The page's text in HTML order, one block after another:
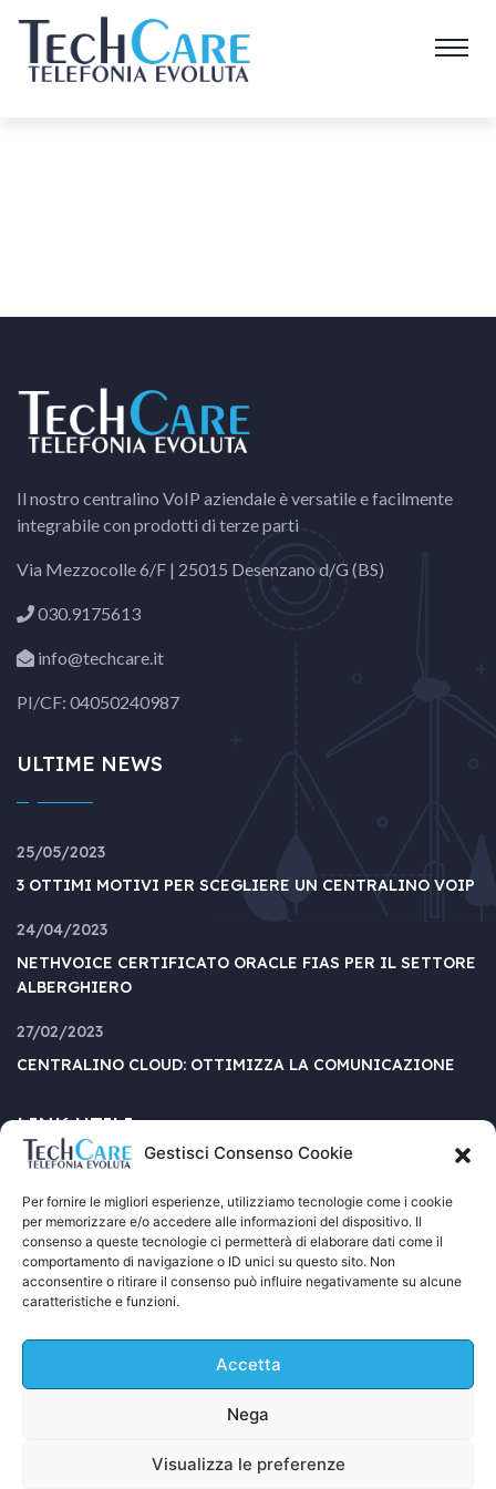
Gestisci Consenso Cookie
Per fornire le migliori esperienze, utilizziamo tecnologie come i cookie
per memorizzare e/o accedere alle informazioni del dispositivo. Il
consenso a queste tecnologie ci permetterà di elaborare dati come il
comportamento di navigazione o ID unici su questo sito. Non
acconsentire o ritirare il consenso può influire negativamente su alcune
caratteristiche e funzioni.
Accetta
Nega
Visualizza le preferenze
Il nostro centralino VoIP aziendale è versatile e facilmente
integrabile con prodotti di terze parti
Via Mezzocolle 6/F | 25015 Desenzano d/G (BS)
030.9175613
info@techcare.it
PI/CF: 04050240987
ULTIME NEWS
25/05/2023
3 OTTIMI MOTIVI PER SCEGLIERE UN CENTRALINO VOIP
24/04/2023
NETHVOICE CERTIFICATO ORACLE FIAS PER IL SETTORE
ALBERGHIERO
27/02/2023
CENTRALINO CLOUD: OTTIMIZZA LA COMUNICAZIONE
LINK UTILI
AZIENDA
CONTATTACI
PROGETTI
HOME
FAQ’S
PRIVACY POLICY
COOKIE POLICY (UE)